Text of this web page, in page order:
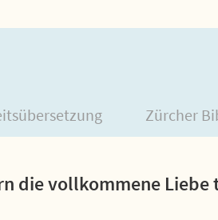
Zürcher
die vollkommene